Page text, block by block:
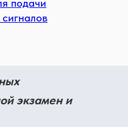
экзамен и